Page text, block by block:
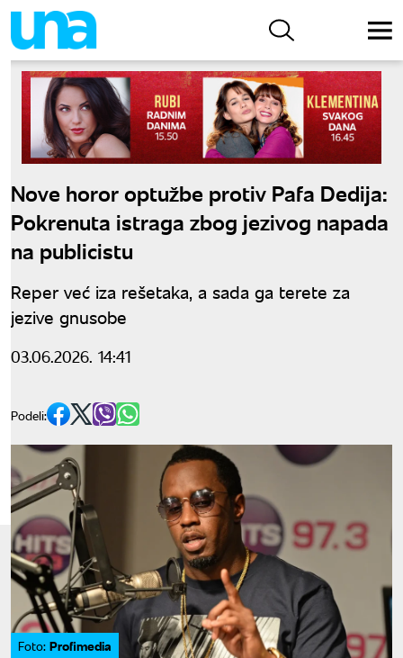
Nove horor optužbe protiv Pafa Dedija:
Pokrenuta istraga zbog jezivog napada
na publicistu
Reper već iza rešetaka, a sada ga terete za
jezive gnusobe
03.06.2026. 14:41
Podeli:
Foto: Profimedia